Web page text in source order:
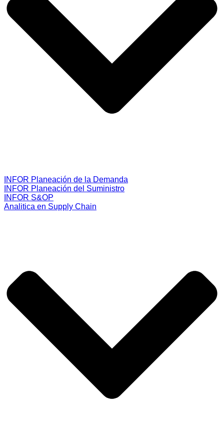
INFOR Planeación de la Demanda
INFOR Planeación del Suministro
INFOR S&OP
Analitica en Supply Chain